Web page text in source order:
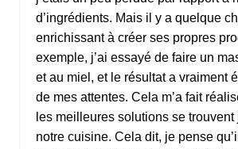
d’ingrédients. Mais il y a quelque
enrichissant à créer ses propres
exemple, j’ai essayé de faire un
et au miel, et le résultat a vraiment
de mes attentes. Cela m’a fait
les meilleures solutions se trouvent
notre cuisine. Cela dit, je pense